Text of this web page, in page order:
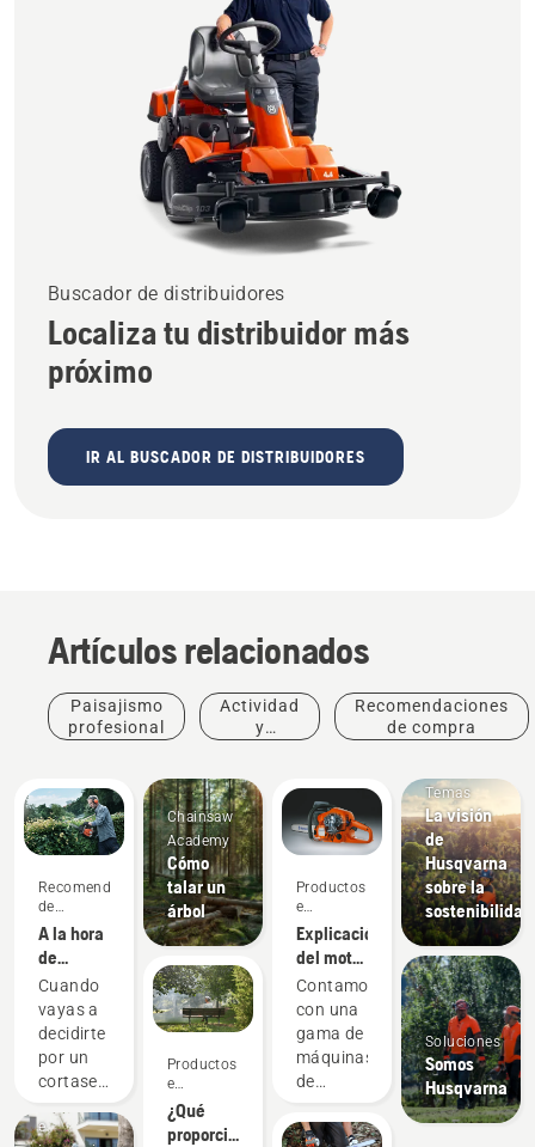
Buscador de distribuidores
Localiza tu distribuidor más
próximo
IR AL BUSCADOR DE DISTRIBUIDORES
Artículos relacionados
Paisajismo
profesional
Actividad
y
Recomendaciones
de compra
Recomendaciones
de
compra
A la hora
de
comprar
un
cortasetos,
hay que
tener en
estas
Cuando
vayas a
decidirte
por un
cortasetos,
cuenta el
e
Chainsaw
Academy
Cómo
talar un
árbol
Productos
e
innovaciones
¿Qué
proporción
Productos
e
innovaciones
Explicación
del motor
Husqvarna
X-Torq®
Contamos
con una
gama de
máquinas
de
potentes.
Temas
La visión
de
Husqvarna
sobre la
sostenibilidad
Soluciones
Somos
Husqvarna